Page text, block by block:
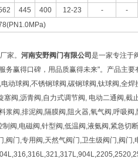
445 400 12-23 - -
厂家。 河南安野阀门有限公司 是一家专注于
赢得口碑，用品质赢得未来"。产品主
动球阀,不锈钢球阀,碳钢球阀,钛球阀,全
阀,沥青阀,自力式调节阀, 电动二通阀,截
阀,排泥阀,隔膜阀,阻火器,氧气阀,呼吸
阀,电磁阀,针型阀,低温阀,液氨阀,紧急切
门,专用阀,天然气阀门,卫生级阀门,阀门